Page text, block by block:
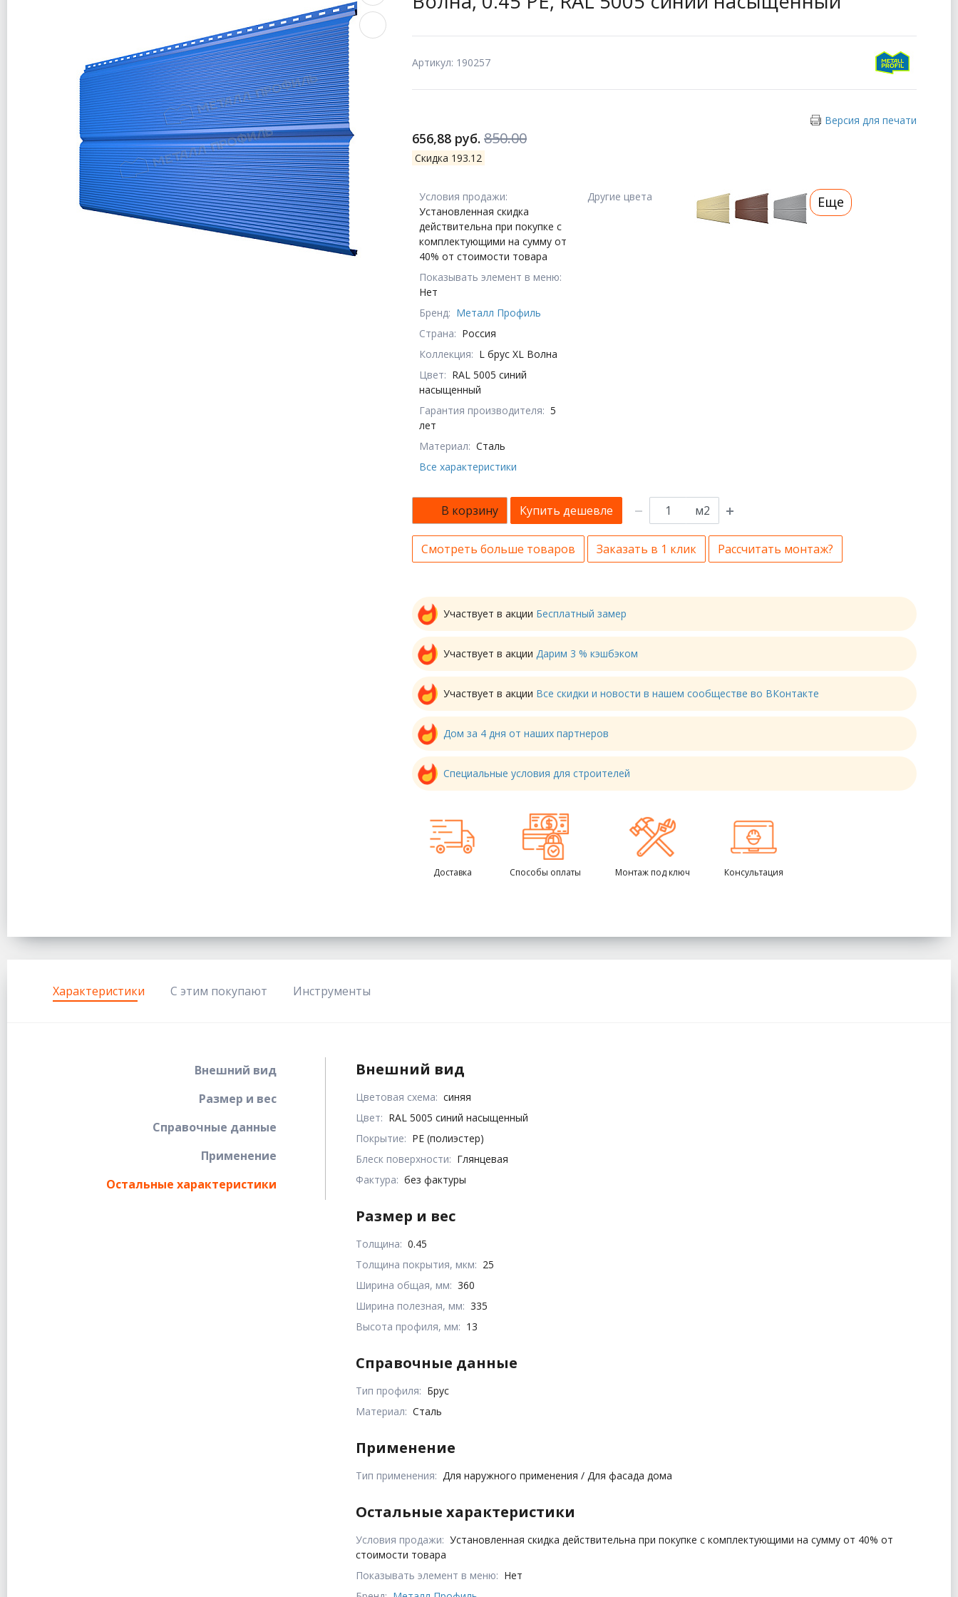
Артикул: 190257
Версия для печати
656,88 руб. 850.00
Скидка 193.12
Условия продажи:
Установленная скидка
действительна при покупке с
комплектующими на сумму от
40% от стоимости товара
Показывать элемент в меню:
Нет
Бренд: Металл Профиль
Страна: Россия
Коллекция: L брус XL Волна
Цвет: RAL 5005 синий
насыщенный
Гарантия производителя: 5
лет
Материал: Сталь
Все характеристики
Другие цвета Еще
В корзину Купить дешевле м2
Смотреть больше товаров Заказать в 1 клик Рассчитать монтаж?
Участвует в акции Бесплатный замер
Участвует в акции Дарим 3 % кэшбэком
Участвует в акции Все скидки и новости в нашем сообществе во ВКонтакте
Дом за 4 дня от наших партнеров
Специальные условия для строителей
Доставка Способы оплаты Монтаж под ключ Консультация
Характеристики С этим покупают Инструменты
Внешний вид
Размер и вес
Справочные данные
Применение
Остальные характеристики
Внешний вид
Цветовая схема: синяя
Цвет: RAL 5005 синий насыщенный
Покрытие: PE (полиэстер)
Блеск поверхности: Глянцевая
Фактура: без фактуры
Размер и вес
Толщина: 0.45
Толщина покрытия, мкм: 25
Ширина общая, мм: 360
Ширина полезная, мм: 335
Высота профиля, мм: 13
Справочные данные
Тип профиля: Брус
Материал: Сталь
Применение
Тип применения: Для наружного применения / Для фасада дома
Остальные характеристики
Условия продажи: Установленная скидка действительна при покупке с комплектующими на сумму от 40% от
стоимости товара
Показывать элемент в меню: Нет